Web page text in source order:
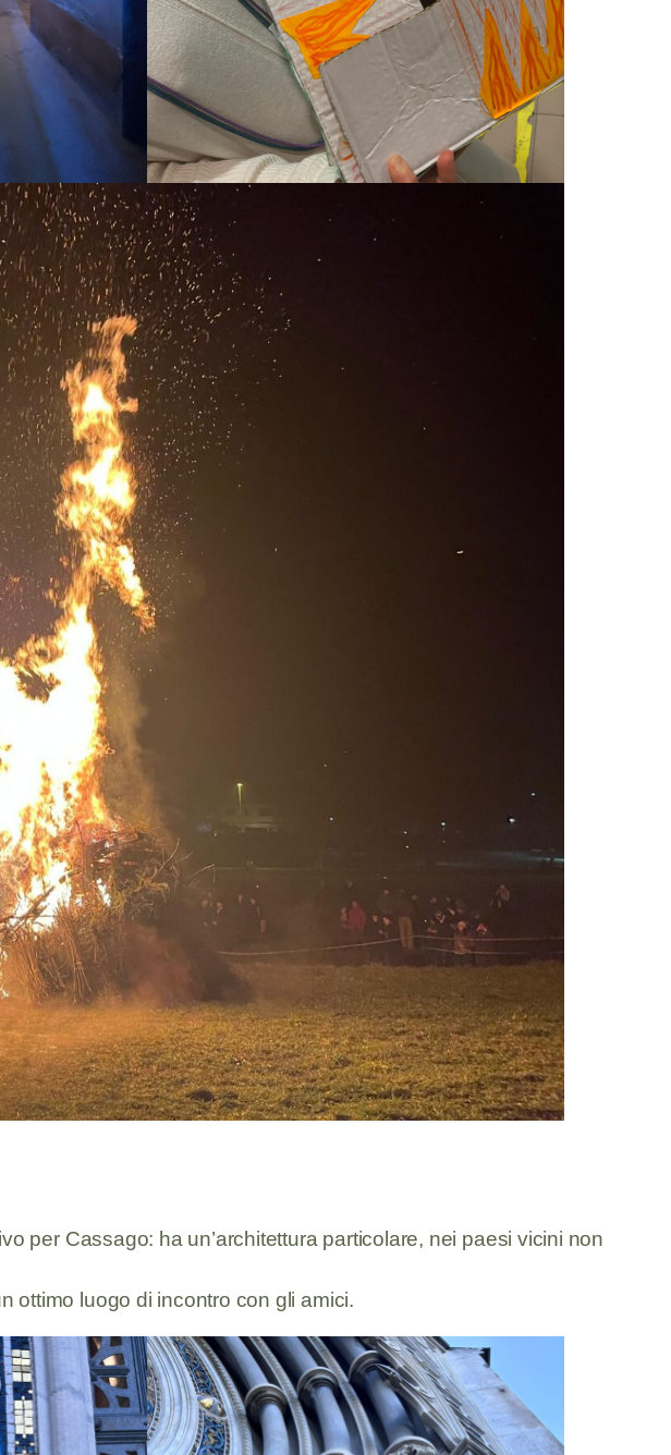
per Cassago: ha un’architettura particolare, nei paesi vicini non
ottimo luogo di incontro con gli amici.